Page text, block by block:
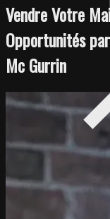
Vendre Votre
Opportunités
Mc Gurrin